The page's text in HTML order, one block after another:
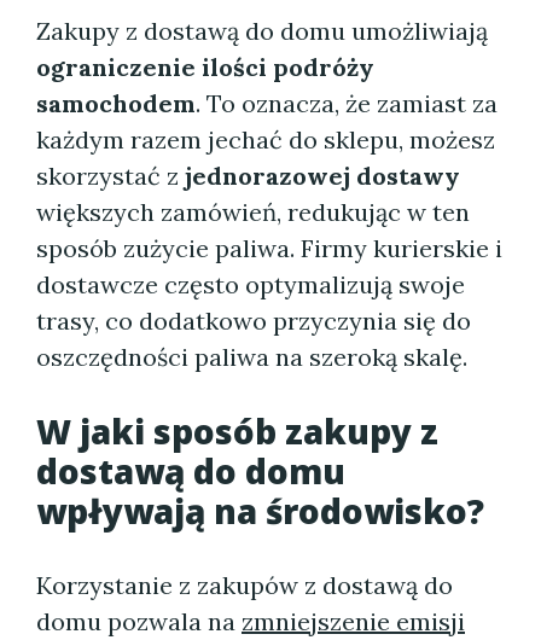
Zakupy z dostawą do domu umożliwiają
ograniczenie ilości podróży
samochodem. To oznacza, że zamiast za
każdym razem jechać do sklepu, możesz
skorzystać z jednorazowej dostawy
większych zamówień, redukując w ten
sposób zużycie paliwa. Firmy kurierskie i
dostawcze często optymalizują swoje
trasy, co dodatkowo przyczynia się do
oszczędności paliwa na szeroką skalę.
W jaki sposób zakupy z
dostawą do domu
wpływają na środowisko?
Korzystanie z zakupów z dostawą do
domu pozwala na zmniejszenie emisji